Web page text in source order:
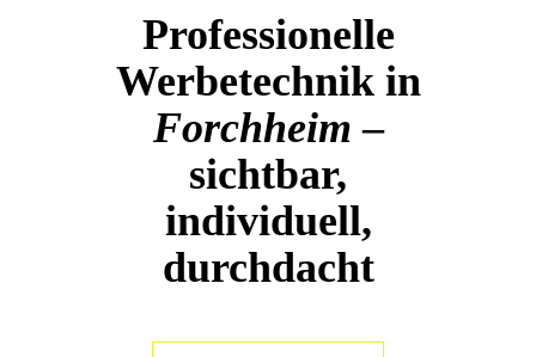
Professionelle
Werbetechnik in
Forchheim –
sichtbar,
individuell,
durchdacht